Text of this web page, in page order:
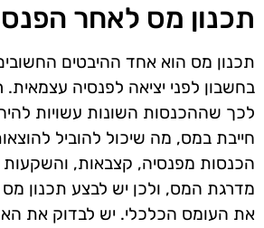
תכנון מס לאחר
תכנון מס הוא אחד ההיבטים
בחשבון לפני יציאה לפנסיה עצמאית.
לכך שההכנסות השונות עשויות
חייבת במס, מה שיכול להוביל
הכנסות מפנסיה, קצבאות, והשקעות
מדרגת המס, ולכן יש לבצע תכנון מס
את העומס הכלכלי. יש לבדוק את